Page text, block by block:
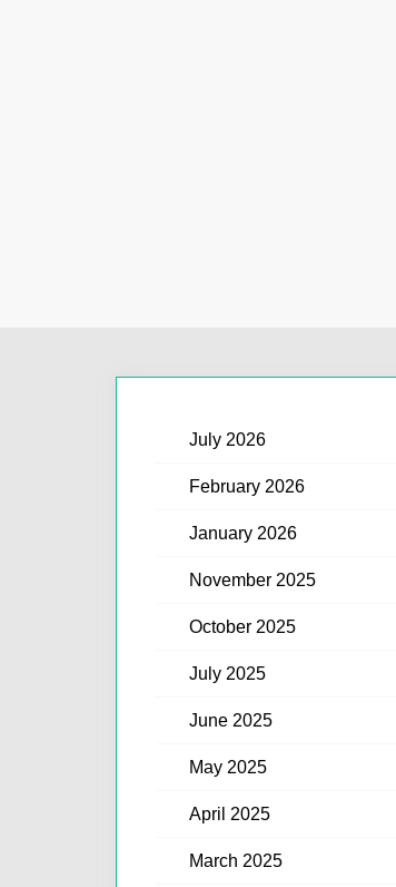
July 2026
February 2026
January 2026
November 2025
October 2025
July 2025
June 2025
May 2025
April 2025
March 2025